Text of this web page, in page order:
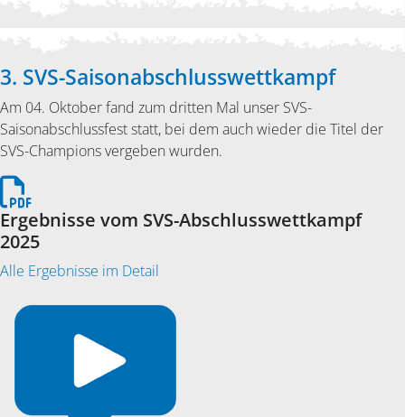
3. SVS-Saisonabschlusswettkampf
Am 04. Oktober fand zum dritten Mal unser SVS-
Saisonabschlussfest statt, bei dem auch wieder die Titel der
SVS-Champions vergeben wurden.
Ergebnisse vom SVS-Abschlusswettkampf
2025
Alle Ergebnisse im Detail